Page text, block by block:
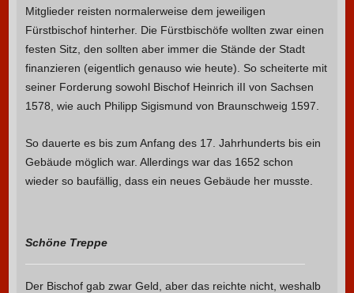
Mitglieder reisten normalerweise dem jeweiligen
Fürstbischof hinterher. Die Fürstbischöfe wollten zwar einen
festen Sitz, den sollten aber immer die Stände der Stadt
finanzieren (eigentlich genauso wie heute). So scheiterte mit
seiner Forderung sowohl Bischof Heinrich iII von Sachsen
1578, wie auch Philipp Sigismund von Braunschweig 1597.
So dauerte es bis zum Anfang des 17. Jahrhunderts bis ein
Gebäude möglich war. Allerdings war das 1652 schon
wieder so baufällig, dass ein neues Gebäude her musste.
Schöne Treppe
Der Bischof gab zwar Geld, aber das reichte nicht, weshalb